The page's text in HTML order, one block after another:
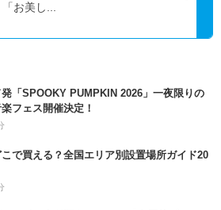
お美し...
「SPOOKY PUMPKIN 2026」一夜限りの
フェス開催決定！
で買える？全国エリア別設置場所ガイド20